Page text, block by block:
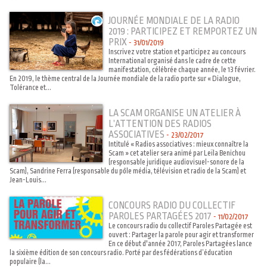
JOURNÉE MONDIALE DE LA RADIO
2019 : PARTICIPEZ ET REMPORTEZ UN
PRIX - 31/01/2019
Inscrivez votre station et participez au concours
International organisé dans le cadre de cette
manifestation, célébrée chaque année, le 13 février.
En 2019, le thème central de la Journée mondiale de la radio porte sur « Dialogue,
Tolérance et...
LA SCAM ORGANISE UN ATELIER À
L’ATTENTION DES RADIOS
ASSOCIATIVES - 23/02/2017
Intitulé « Radios associatives : mieux connaître la
Scam » cet atelier sera animé par Leïla Benichou
(responsable juridique audiovisuel-sonore de la
Scam), Sandrine Ferra (responsable du pôle média, télévision et radio de la Scam) et
Jean-Louis...
CONCOURS RADIO DU COLLECTIF
PAROLES PARTAGÉES 2017 - 11/02/2017
Le concours radio du collectif Paroles Partagée est
ouvert : Partager la parole pour agir et transformer
En ce début d'année 2017, Paroles Partagées lance
la sixième édition de son concours radio. Porté par des fédérations d’éducation
populaire (la...